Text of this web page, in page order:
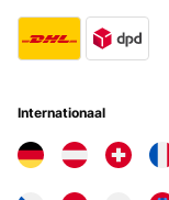
Internationaal